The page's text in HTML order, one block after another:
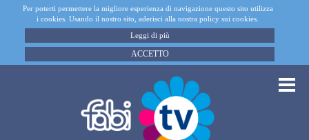
Per poterti permettere la migliore esperienza di navigazione questo sito utilizza
i cookies. Usando il nostro sito, aderisci alla nostra policy sui cookies.
Leggi di più
ACCETTO